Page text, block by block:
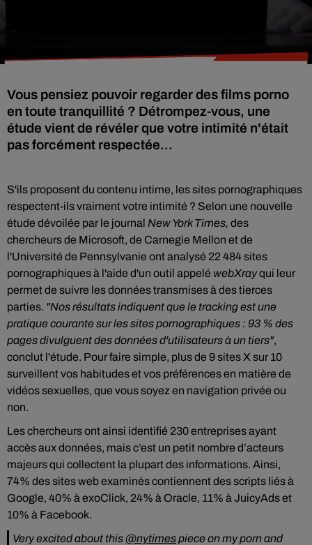
Vous pensiez pouvoir regarder des films porno
en toute tranquillité ? Détrompez-vous, une
étude vient de révéler que votre intimité n'était
pas forcément respectée...
S'ils proposent du contenu intime, les sites pornographiques
respectent-ils vraiment votre intimité ? Selon une nouvelle
étude dévoilée par le journal New York Times, des
chercheurs de Microsoft, de Carnegie Mellon et de
l'Université de Pennsylvanie ont analysé 22 484 sites
pornographiques à l'aide d'un outil appelé webXrayqui leur
permet de suivre les données transmises à des tierces
parties. "Nos résultats indiquent que le tracking est une
pratique courante sur les sites pornographiques : 93 % des
pages divulguent des données d'utilisateurs à un tiers",
conclut l'étude. Pour faire simple, plus de 9 sites X sur 10
surveillent vos habitudes et vos préférences en matière de
vidéos sexuelles, que vous soyez en navigation privée ou
non.
Les chercheurs ont ainsi identifié 230 entreprises ayant
accès aux données, mais c’est un petit nombre d’acteurs
majeurs qui collectent la plupart des informations. Ainsi,
74% des sites web examinés contiennent des scripts liés à
Google, 40% à exoClick, 24% à Oracle, 11% à JuicyAds et
10% à Facebook.
Very excited about this @nytimespiece on my porn and